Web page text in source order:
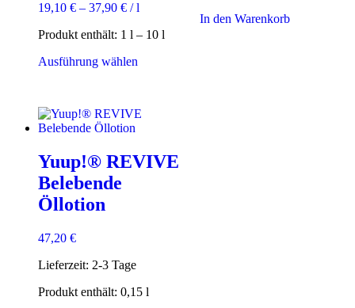
19,10 € – 37,90 € /l
Produkt enthält: 1 l – 10 l
Ausführung wählen
Varianten
Optionen
In den Warenkorb
Yuup!® REVIVE
Belebende
Öllotion
47,20 €
Lieferzeit: 2-3 Tage
Produkt enthält: 0,15 l